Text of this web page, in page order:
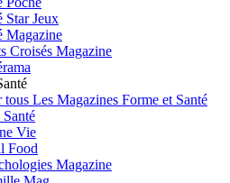
Star Jeux
Magazine
Croisés Magazine
tous Les Magazines Forme et Santé
Vie
Food
Magazine